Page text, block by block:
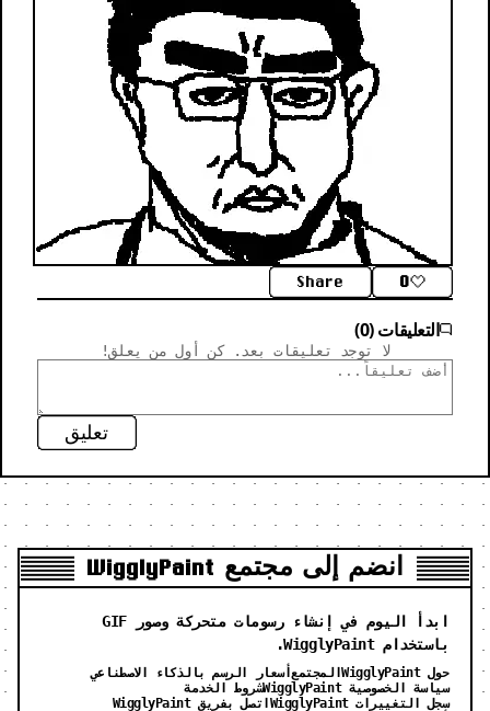
0
Share
التعليقات (0)
لا توجد تعليقات بعد. كن أول من يعلق!
تعليق
انضم إلى مجتمع WigglyPaint
ابدأ اليوم في إنشاء رسومات متحركة وصور GIF
باستخدام WigglyPaint.
حول WigglyPaint المجتمعأسعار الرسم بالذكاء الاصطناعي
سياسة الخصوصية WigglyPaint
شروط الخدمة
سجل التغييرات WigglyPaint
اتصل بفريق WigglyPaint